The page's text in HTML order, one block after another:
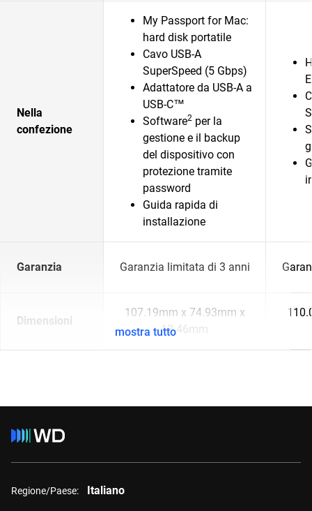
Nella
confezione
My Passport for Mac:
hard disk portatile
Cavo USB-A
SuperSpeed (5 Gbps)
Adattatore da USB-A a
USB-C™
Software2 per la
gestione e il backup
del dispositivo con
protezione tramite
password
Guida rapida di
installazione
Garanzia Garanzia limitata di 3 anni
Dimensioni
107.19mm x 74.93mm x
13.46mm
mostra tutto
Regione/Paese: Italiano